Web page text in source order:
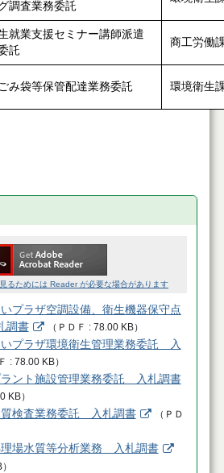
調査業務委託
就業支援セミナー講師派遣
託
商工労働
み袋等保管配達業務委託 環境衛生
るためには Reader が必要な場合があります
プラザ空調設備、衛生機器保守点
調書
（ ＰＤＦ 78.00 KB）
プラザ環境衛生管理業務委託 入
78.00 KB）
ント施設管理業務委託 入札調書
KB）
検査業務委託 入札調書 （ ＰＤ
場水質等分析業務 入札調書
）